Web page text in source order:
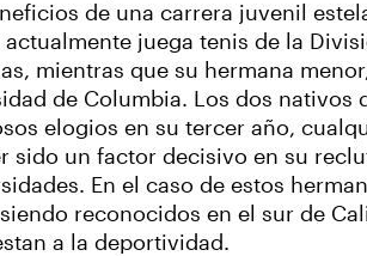
de una carrera juvenil
juega tenis de la
mientras que su hermana
de Columbia. Los dos nativos
elogios en su tercer año,
sido un factor decisivo en su
En el caso de estos
reconocidos en el sur de
a la deportividad.